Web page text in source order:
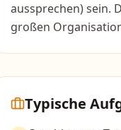
aussprechen) sein.
großen
Typische